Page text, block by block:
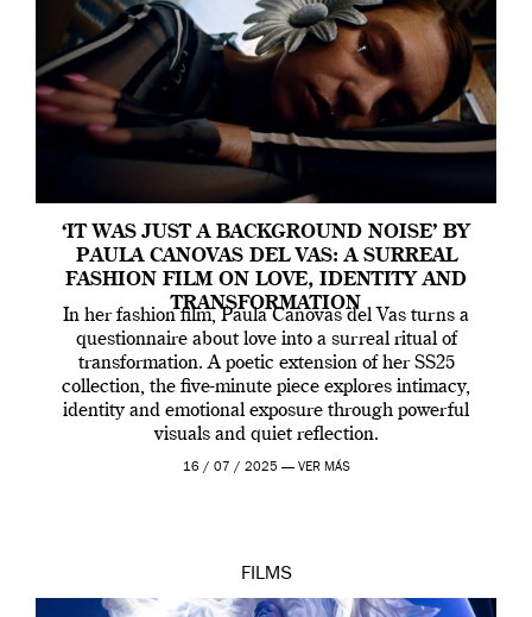
‘IT WAS JUST A BACKGROUND NOISE’ BY
PAULA CANOVAS DEL VAS: A SURREAL
FASHION FILM ON LOVE, IDENTITY AND
TRANSFORMATION
In her fashion film, Paula Canovas del Vas turns a
questionnaire about love into a surreal ritual of
transformation. A poetic extension of her SS25
collection, the five-minute piece explores intimacy,
identity and emotional exposure through powerful
visuals and quiet reflection.
16 / 07 / 2025 — VER MÁS
FILMS